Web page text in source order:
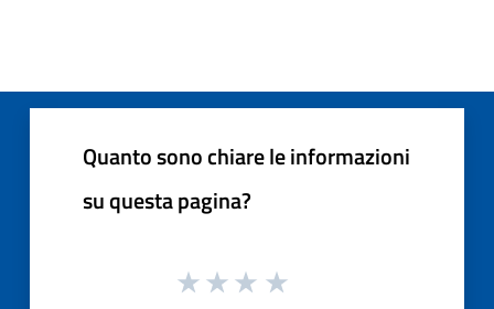
Quanto sono chiare le informazioni
su questa pagina?